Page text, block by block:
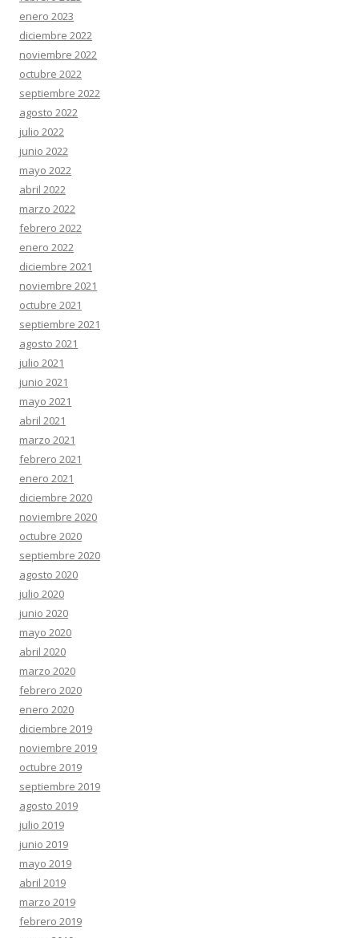
enero 2023
diciembre 2022
noviembre 2022
octubre 2022
septiembre 2022
agosto 2022
julio 2022
junio 2022
mayo 2022
abril 2022
marzo 2022
febrero 2022
enero 2022
diciembre 2021
noviembre 2021
octubre 2021
septiembre 2021
agosto 2021
julio 2021
junio 2021
mayo 2021
abril 2021
marzo 2021
febrero 2021
enero 2021
diciembre 2020
noviembre 2020
octubre 2020
septiembre 2020
agosto 2020
julio 2020
junio 2020
mayo 2020
abril 2020
marzo 2020
febrero 2020
enero 2020
diciembre 2019
noviembre 2019
octubre 2019
septiembre 2019
agosto 2019
julio 2019
junio 2019
mayo 2019
abril 2019
marzo 2019
febrero 2019